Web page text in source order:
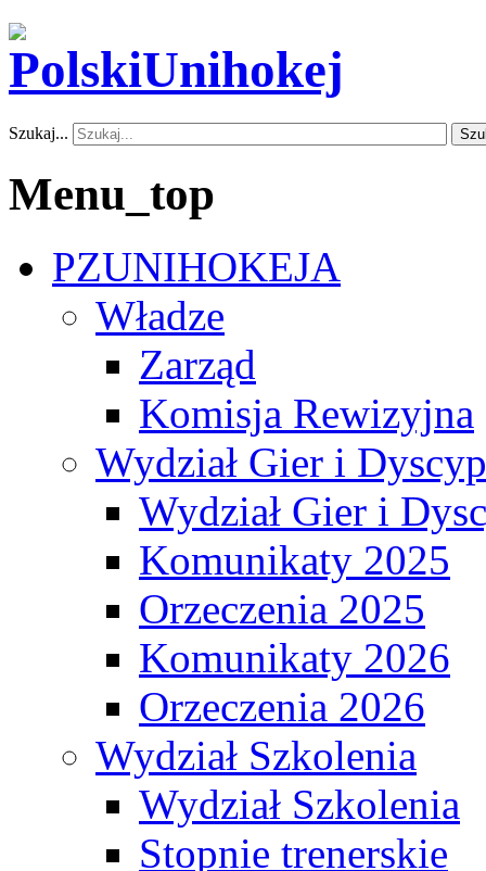
Szukaj...
Menu_top
PZUNIHOKEJA
Władze
Zarząd
Komisja Rewizyjna
Wydział Gier i
Wydział Gier i
Komunikaty 2025
Orzeczenia 2025
Komunikaty 2026
Orzeczenia 2026
Wydział Szkolenia
Wydział Szkolenia
Stopnie trenerskie